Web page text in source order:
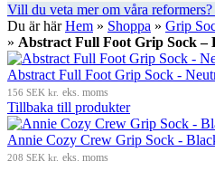
Vill du veta mer om våra
Du är härHem » Shoppa » Grip
» Abstract Full Foot Grip Sock –
Abstract Full Foot Grip Sock -
156 SEK kr. eks. moms
Tillbaka till produkter
Annie Cozy Crew Grip Sock -
208 SEK kr. eks. moms